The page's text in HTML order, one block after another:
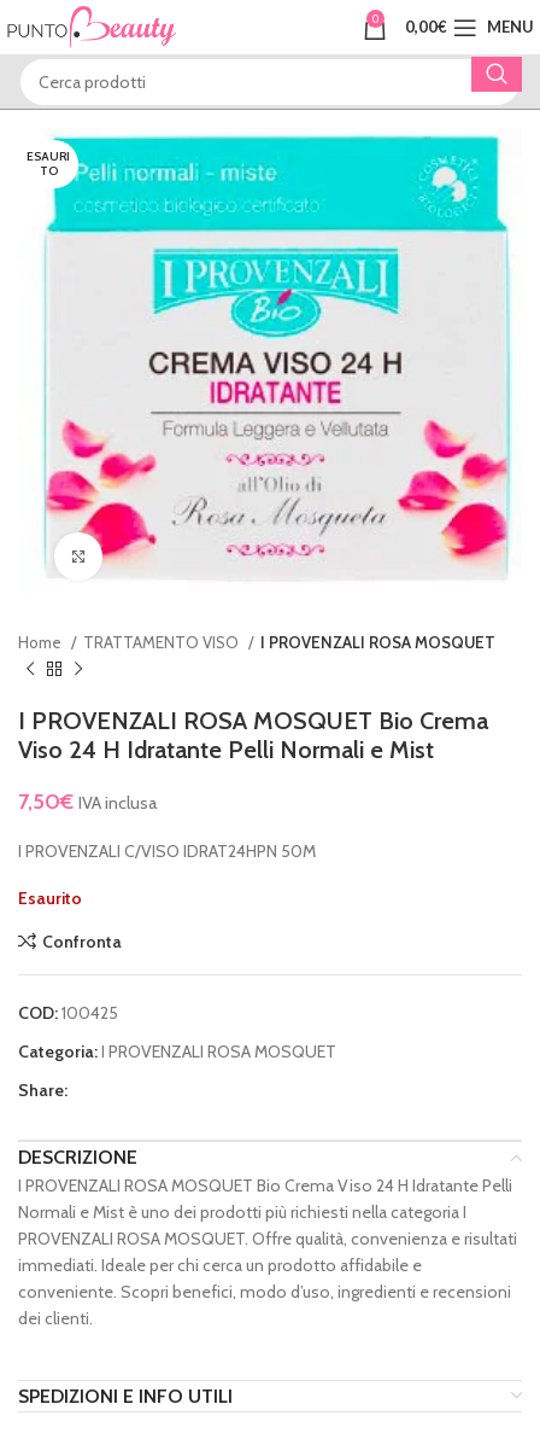
0 0,00€ MENU
ESAURI
TO
Clicca per ingrandire
Home TRATTAMENTO VISO I PROVENZALI ROSA MOSQUET
I PROVENZALI ROSA MOSQUET Bio Crema
Viso 24 H Idratante Pelli Normali e Mist
7,50€ IVA inclusa
I PROVENZALI C/VISO IDRAT24HPN 50M
Esaurito
Confronta
COD:100425
Categoria:I PROVENZALI ROSA MOSQUET
Share:
DESCRIZIONE
I PROVENZALI ROSA MOSQUET Bio Crema Viso 24 H Idratante Pelli
Normali e Mist è uno dei prodotti più richiesti nella categoria I
PROVENZALI ROSA MOSQUET. Offre qualità, convenienza e risultati
immediati. Ideale per chi cerca un prodotto affidabile e
conveniente. Scopri benefici, modo d’uso, ingredienti e recensioni
dei clienti.
SPEDIZIONI E INFO UTILI